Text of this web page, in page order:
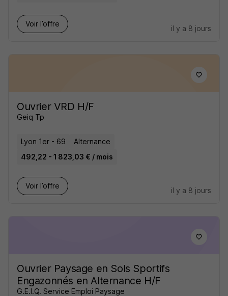
Voir l’offre
il y a 8 jours
Ouvrier VRD H/F
Geiq Tp
Lyon 1er - 69
Alternance
492,22 - 1 823,03 € / mois
Voir l’offre
il y a 8 jours
Ouvrier Paysage en Sols Sportifs
Engazonnés en Alternance H/F
G.E.I.Q. Service Emploi Paysage